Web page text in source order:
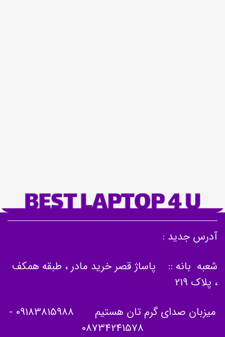
آدرس جدید :
شعبه بانه :: پاساژ قصر خرید مادر ، طبقه همکف
، پلاک 219
میزبان صدای گرم تان هستیم 09183815988
-
08734241578